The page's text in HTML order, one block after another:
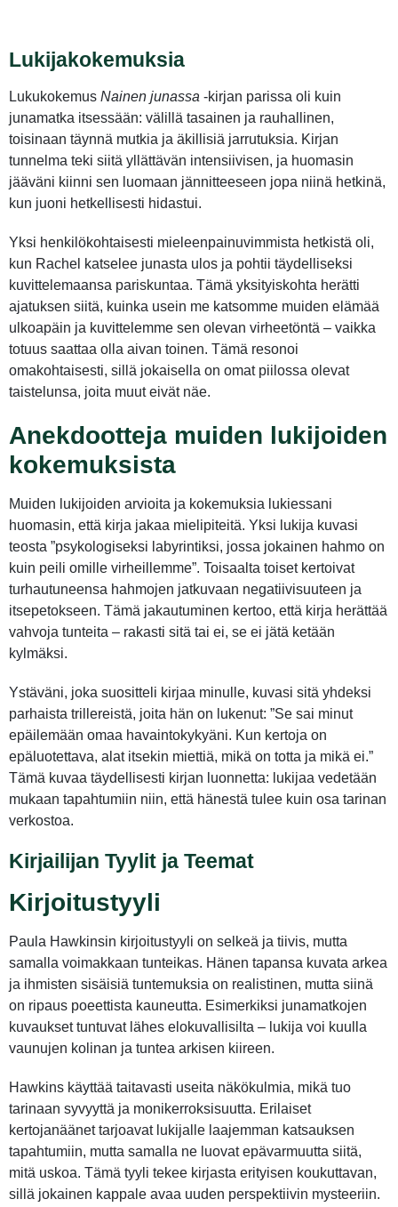
Lukijakokemuksia
Lukukokemus Nainen junassa -kirjan parissa oli kuin
junamatka itsessään: välillä tasainen ja rauhallinen,
toisinaan täynnä mutkia ja äkillisiä jarrutuksia. Kirjan
tunnelma teki siitä yllättävän intensiivisen, ja huomasin
jääväni kiinni sen luomaan jännitteeseen jopa niinä hetkinä,
kun juoni hetkellisesti hidastui.
Yksi henkilökohtaisesti mieleenpainuvimmista hetkistä oli,
kun Rachel katselee junasta ulos ja pohtii täydelliseksi
kuvittelemaansa pariskuntaa. Tämä yksityiskohta herätti
ajatuksen siitä, kuinka usein me katsomme muiden elämää
ulkoapäin ja kuvittelemme sen olevan virheetöntä – vaikka
totuus saattaa olla aivan toinen. Tämä resonoi
omakohtaisesti, sillä jokaisella on omat piilossa olevat
taistelunsa, joita muut eivät näe.
Anekdootteja muiden lukijoiden
kokemuksista
Muiden lukijoiden arvioita ja kokemuksia lukiessani
huomasin, että kirja jakaa mielipiteitä. Yksi lukija kuvasi
teosta ”psykologiseksi labyrintiksi, jossa jokainen hahmo on
kuin peili omille virheillemme”. Toisaalta toiset kertoivat
turhautuneensa hahmojen jatkuvaan negatiivisuuteen ja
itsepetokseen. Tämä jakautuminen kertoo, että kirja herättää
vahvoja tunteita – rakasti sitä tai ei, se ei jätä ketään
kylmäksi.
Ystäväni, joka suositteli kirjaa minulle, kuvasi sitä yhdeksi
parhaista trillereistä, joita hän on lukenut: ”Se sai minut
epäilemään omaa havaintokykyäni. Kun kertoja on
epäluotettava, alat itsekin miettiä, mikä on totta ja mikä ei.”
Tämä kuvaa täydellisesti kirjan luonnetta: lukijaa vedetään
mukaan tapahtumiin niin, että hänestä tulee kuin osa tarinan
verkostoa.
Kirjailijan Tyylit ja Teemat
Kirjoitustyyli
Paula Hawkinsin kirjoitustyyli on selkeä ja tiivis, mutta
samalla voimakkaan tunteikas. Hänen tapansa kuvata arkea
ja ihmisten sisäisiä tuntemuksia on realistinen, mutta siinä
on ripaus poeettista kauneutta. Esimerkiksi junamatkojen
kuvaukset tuntuvat lähes elokuvallisilta – lukija voi kuulla
vaunujen kolinan ja tuntea arkisen kiireen.
Hawkins käyttää taitavasti useita näkökulmia, mikä tuo
tarinaan syvyyttä ja monikerroksisuutta. Erilaiset
kertojanäänet tarjoavat lukijalle laajemman katsauksen
tapahtumiin, mutta samalla ne luovat epävarmuutta siitä,
mitä uskoa. Tämä tyyli tekee kirjasta erityisen koukuttavan,
sillä jokainen kappale avaa uuden perspektiivin mysteeriin.